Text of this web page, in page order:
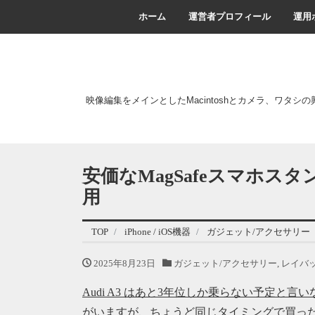
ホーム 運営者プロフィール 運用
映像編集をメインとしたMacintoshとカメラ、ワタシ
安価なMagSafeスマホス
用
TOP iPhone / iOS機器 ガジェット/アクセサリー
2025年8月23日 ガジェット/アクセサリー, レイバ
Audi A3 はあと3年位しか乗らない予定と言
がいますが、ちょうど同じタイミングで買っ